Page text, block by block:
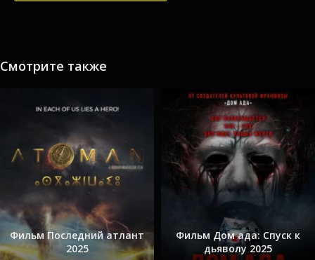
Смотрите также
Фильм Последний атлант
2025
Фильм Дом ада: Спуск к
дьяволу 2025